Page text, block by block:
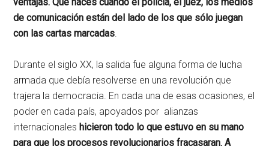
de comunicación están del lado de los que sólo juegan
con las cartas marcadas
Durante el siglo XX, la salida fue alguna forma de lucha
armada que debía resolverse en una revolución que
trajera la democracia. En cada una de esas ocasiones, el
poder en cada país, apoyados por alianzas
internacionaleshicieron todo lo que estuvo en su mano
para que los procesos revolucionarios fracasaran. A